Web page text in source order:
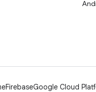
FirebaseGoogle Cloud